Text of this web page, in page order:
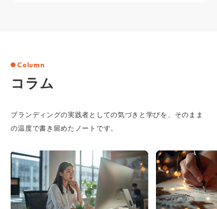
Column
コラム
ブランディングの実践者としての気づきと学びを、そのまま
の温度で書き留めたノートです。